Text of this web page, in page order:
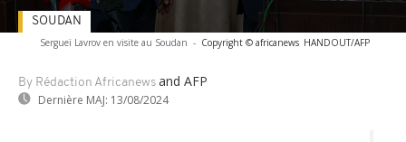
Sergueï Lavrov en visite au Soudan - Copyright © africanews HANDOUT/AFP
By Rédaction Africanews and AFP
Dernière MAJ: 13/08/2024
SOUDAN